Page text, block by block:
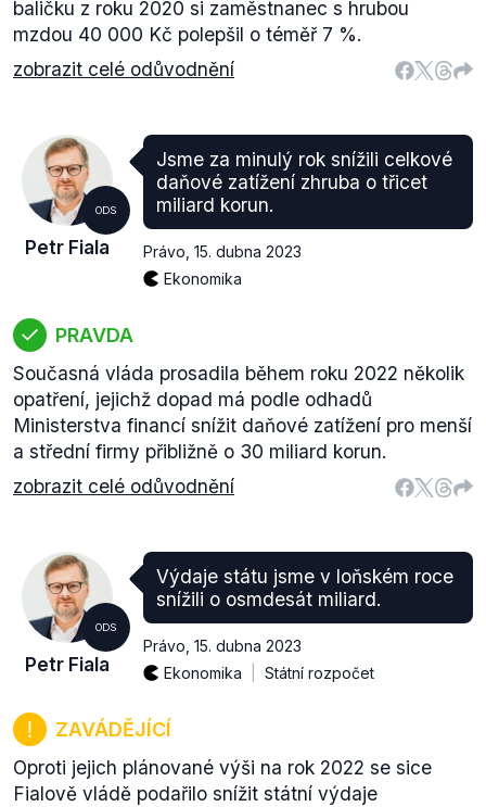
baličku z roku 2020 si zaměstnanec s hrubou
mzdou 40 000 Kč polepšil o téměř 7 %.
zobrazit celé odůvodnění
ODS
Petr Fiala
Jsme za minulý rok snížili celkové
daňové zatížení zhruba o třicet
miliard korun.
Právo 15. dubna 2023
Ekonomika
PRAVDA
Současná vláda prosadila během roku 2022 několik
opatření, jejichž dopad má podle odhadů
Ministerstva financí snížit daňové zatížení pro menší
a střední firmy přibližně o 30 miliard korun.
zobrazit celé odůvodnění
ODS
Petr Fiala
Výdaje státu jsme v loňském roce
snížili o osmdesát miliard.
Právo 15. dubna 2023
Ekonomika
Státní rozpočet
ZAVÁDĚJÍCÍ
Oproti jejich plánované výši na rok 2022 se sice
Fialově vládě podařilo snížit státní výdaje